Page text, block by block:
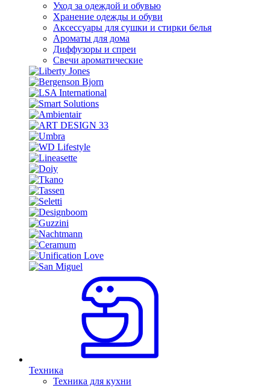
Уход за одеждой и обувью
Хранение одежды и обуви
Аксессуары для сушки и стирки белья
Ароматы для дома
Диффузоры и спреи
Свечи ароматические
Техника
Техника для кухни